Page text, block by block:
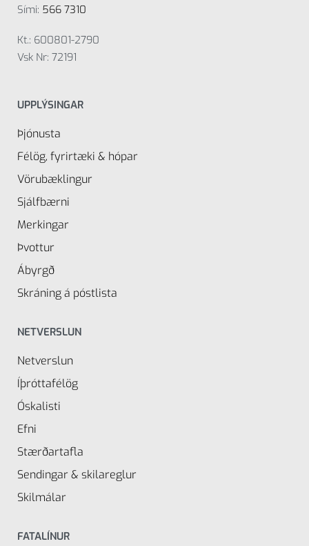
Sími: 566 7310
Kt.: 600801-2790
Vsk Nr: 72191
UPPLÝSINGAR
Þjónusta
Félög, fyrirtæki & hópar
Vörubæklingur
Sjálfbærni
Merkingar
Þvottur
Ábyrgð
Skráning á póstlista
NETVERSLUN
Netverslun
Íþróttafélög
Óskalisti
Efni
Stærðartafla
Sendingar & skilareglur
Skilmálar
FATALÍNUR